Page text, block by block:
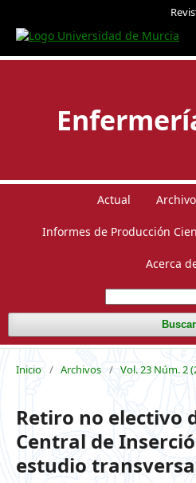
Actual
Informes de Producción
Acerca
Buscar
Inicio / Archivos / Vol. 23 Núm. 2
Retiro no electivo
Central de
estudio